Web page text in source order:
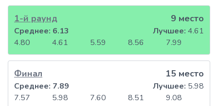
1-й раунд 9 место
4.80 4.61 5.59 8.56 7.99
Среднее: 6.13 Лучшее: 4.61
Финал 15 место
7.57 5.98 7.60 8.51 9.08
Среднее: 7.89 Лучшее: 5.98